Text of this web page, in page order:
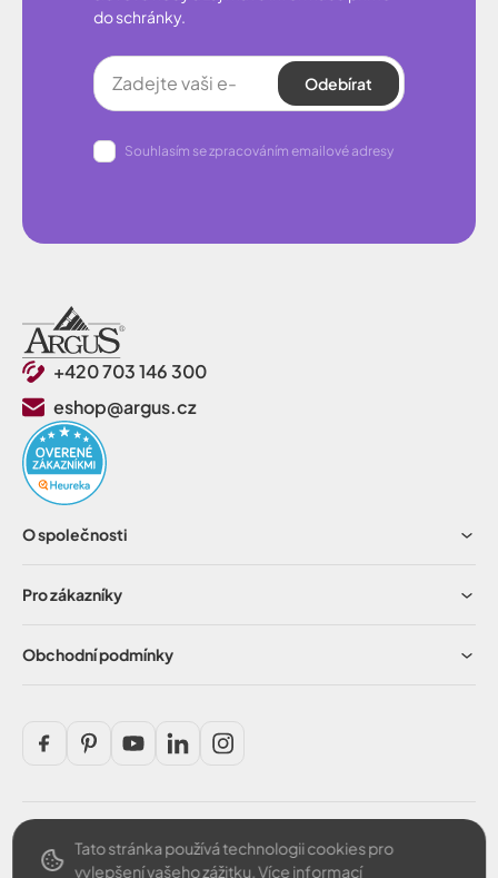
do schránky.
Odebírat
Souhlasím se zpracováním emailové adresy
+420 703 146 300
eshop@argus.cz
O společnosti
Pro zákazníky
Obchodní podmínky
Bezpečná platba
Tato stránka používá technologii cookies pro
vylepšení vašeho zážitku.Více informací